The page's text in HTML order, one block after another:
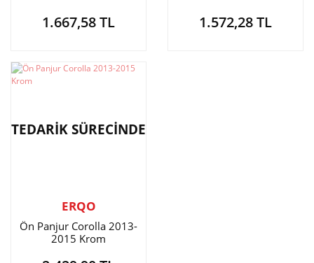
1.667,58 TL 1.572,28 TL
TEDARİK SÜRECİNDE
ERQO
Ön Panjur Corolla 2013-
2015 Krom